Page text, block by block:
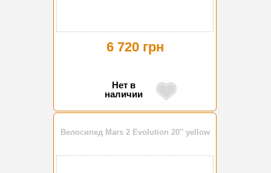
6 720 грн
Нет в
наличии
Велосипед Mars 2 Evolution 20" yellow